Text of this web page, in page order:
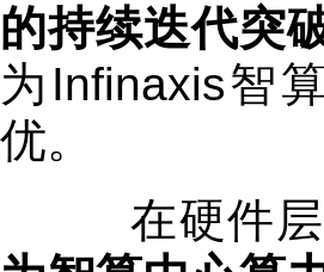
的持续迭代突
为Infinaxis智
优。
在硬件层